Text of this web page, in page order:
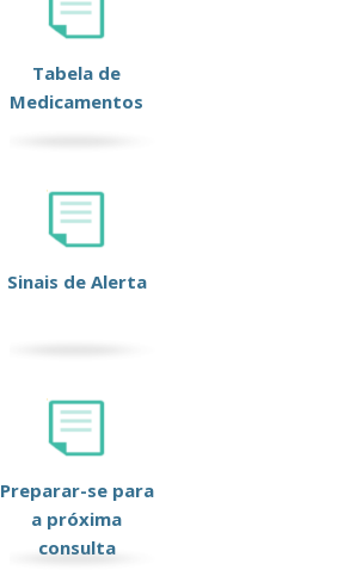
Tabela de
Medicamentos
Sinais de Alerta
Preparar-se para
a próxima
consulta